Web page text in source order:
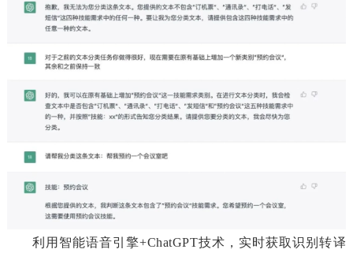
利用智能语音引擎+ChatGPT技术，实时获取识别转译